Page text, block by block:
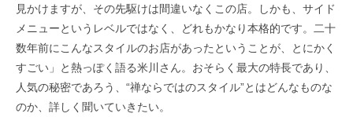
見かけますが、その先駆けは間違いなくこの店。しかも、サイド
メニューというレベルではなく、どれもかなり本格的です。二十
数年前にこんなスタイルのお店があったということが、とにかく
すごい」と熱っぽく語る米川さん。おそらく最大の特長であり、
人気の秘密であろう、“禅ならではのスタイル”とはどんなものな
のか、詳しく聞いていきたい。